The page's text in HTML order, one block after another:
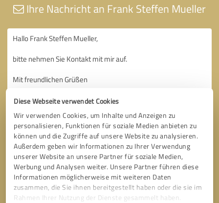
Diese Webseite verwendet Cookies
Wir verwenden Cookies, um Inhalte und Anzeigen zu
personalisieren, Funktionen für soziale Medien anbieten zu
können und die Zugriffe auf unsere Website zu analysieren.
Außerdem geben wir Informationen zu Ihrer Verwendung
unserer Website an unsere Partner für soziale Medien,
Werbung und Analysen weiter. Unsere Partner führen diese
Informationen möglicherweise mit weiteren Daten
zusammen, die Sie ihnen bereitgestellt haben oder die sie im
Rahmen Ihrer Nutzung der Dienste gesammelt haben.
Ihre Nachricht an Frank Steffen Mueller